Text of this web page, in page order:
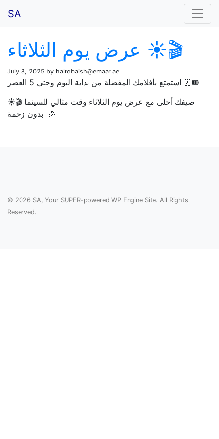
SA
عرض يوم الثلاثاء ☀️🎬
July 8, 2025 by halrobaish@emaar.ae
استمتع بأفلامك المفضلة من بداية اليوم وحتى 5 العصر ⏰🎟️
☀️🎬 صيفك أحلى مع عرض يوم الثلاثاء وقت مثالي للسينما
بدون زحمة 🎉
© 2026 SA, Your SUPER-powered WP Engine Site. All Rights
Reserved.